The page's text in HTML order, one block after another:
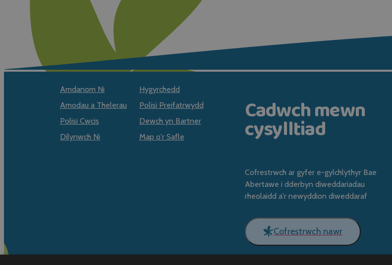
Amdanom Ni
Hygyrchedd
Amodau a Thelerau
Polisi Preifatrwydd
Polisi Cwcis
Dewch yn Bartner
Dilynwch Ni
Map o'r Safle
Cadwch mewn
cysylltiad
Cofrestrwch ar gyfer e-gylchlythyr Bae
Abertawe i dderbyn diweddariadau
rheolaidd a'r newyddion diweddaraf
Cofrestrwch nawr